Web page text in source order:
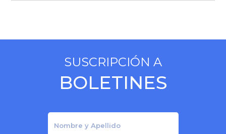
SUSCRIPCIÓN A
BOLETINES